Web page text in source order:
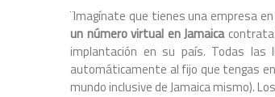
¨Imagínate que tienes una empresa
un número virtual en Jamaica
implantación en su país. Todas las
automáticamente al fijo que tengas
mundo inclusive de Jamaica mismo).